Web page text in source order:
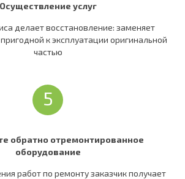
Осуществление услуг
делает восстановление: заменяет
к эксплуатации оригинальной
частью
5
обратно отремонтированное
оборудование
работ по ремонту заказчик получает